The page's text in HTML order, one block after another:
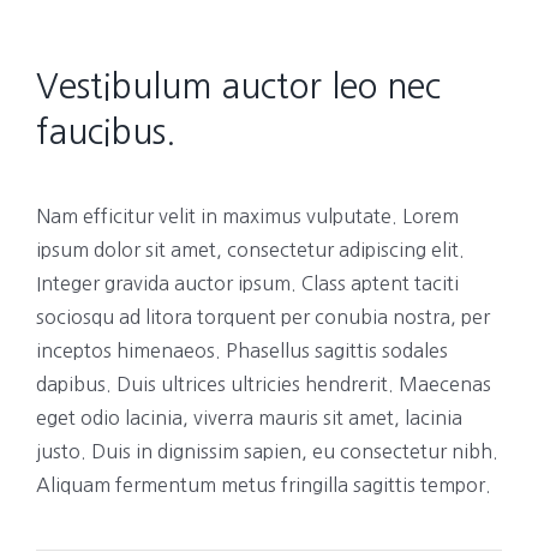
Vestibulum auctor leo nec
faucibus.
Nam efficitur velit in maximus vulputate. Lorem
ipsum dolor sit amet, consectetur adipiscing elit.
Integer gravida auctor ipsum. Class aptent taciti
sociosqu ad litora torquent per conubia nostra, per
inceptos himenaeos. Phasellus sagittis sodales
dapibus. Duis ultrices ultricies hendrerit. Maecenas
eget odio lacinia, viverra mauris sit amet, lacinia
justo. Duis in dignissim sapien, eu consectetur nibh.
Aliquam fermentum metus fringilla sagittis tempor.